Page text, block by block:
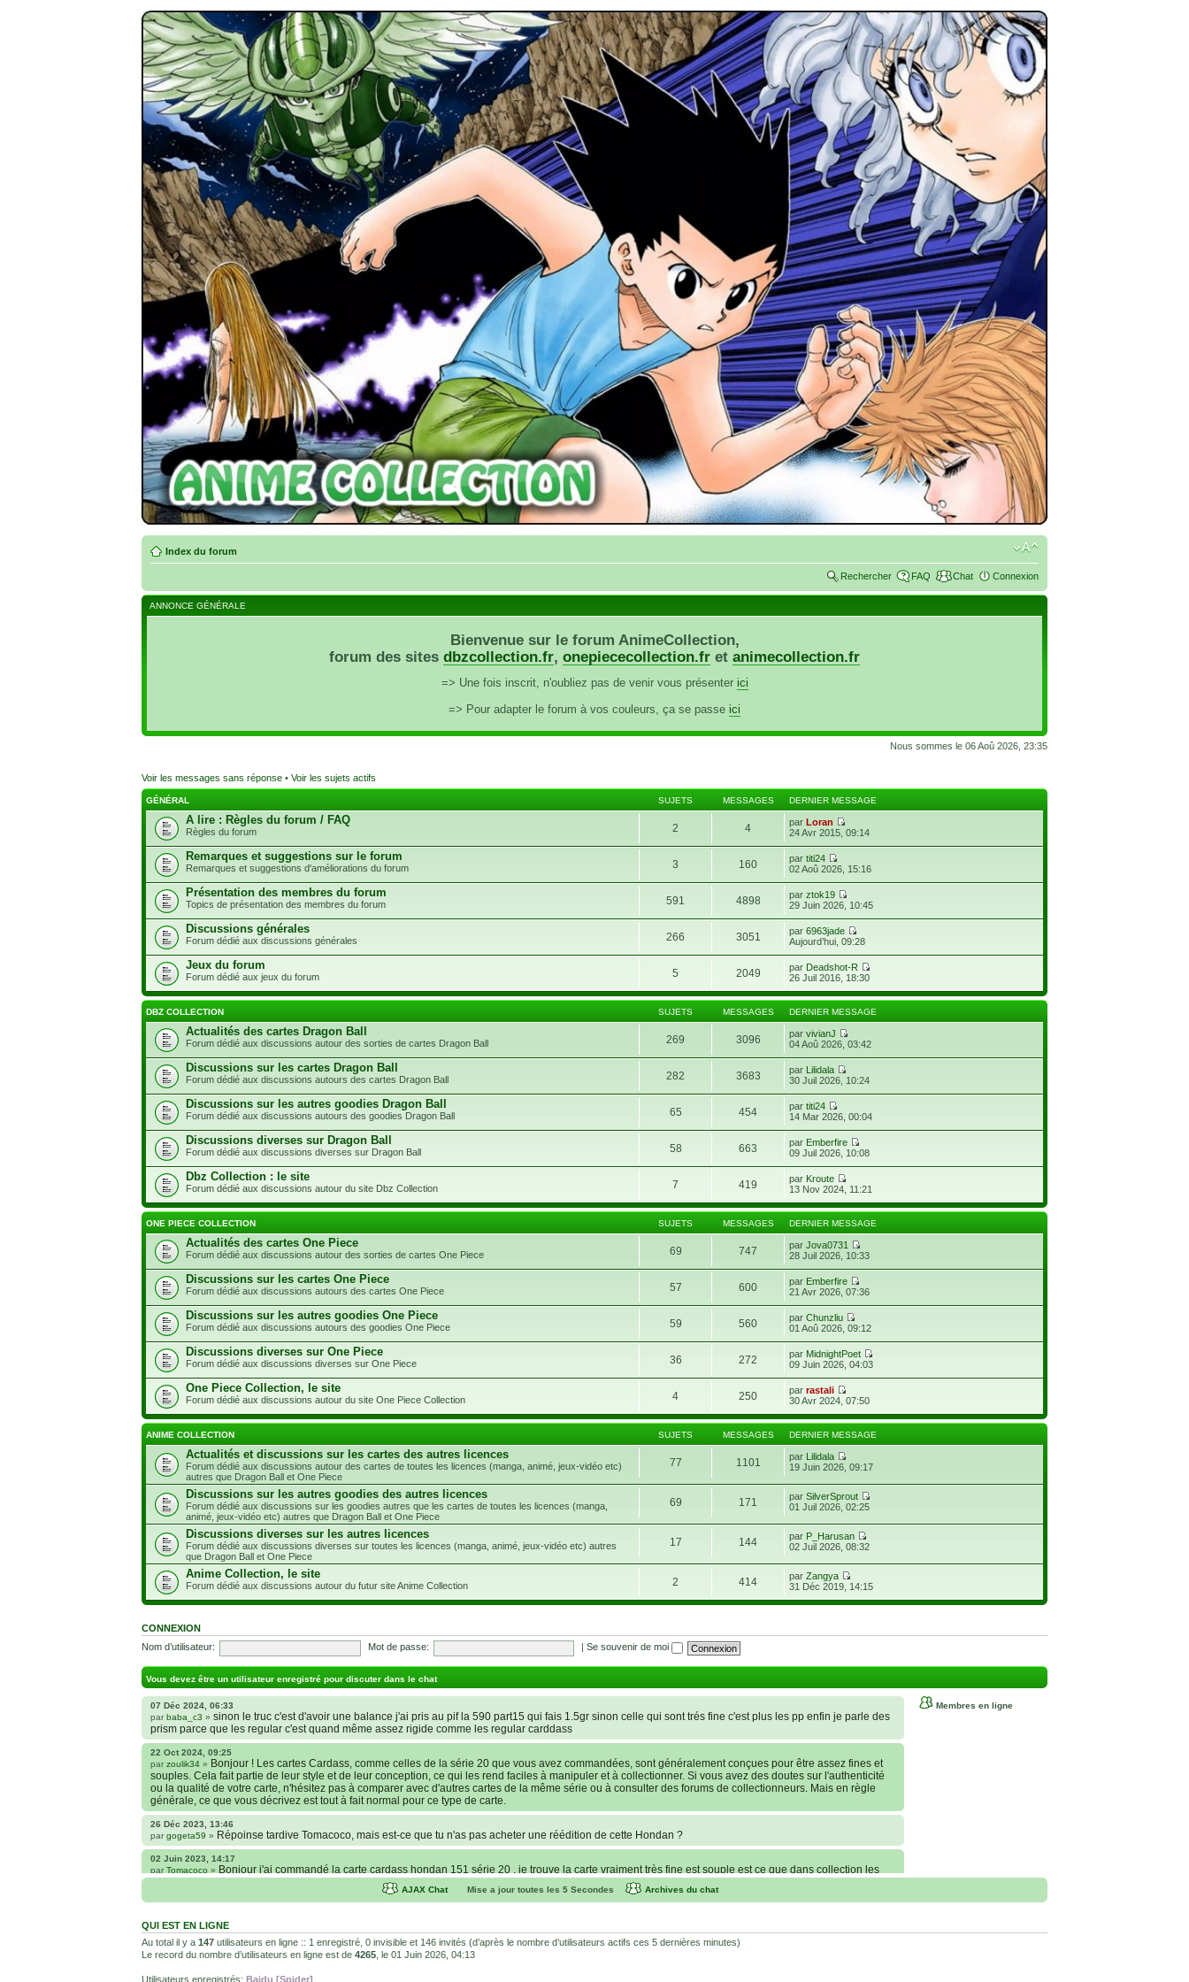
Index du forum
Rechercher FAQ Chat Connexion
ANNONCE GÉNÉRALE
Bienvenue sur le forum AnimeCollection,
forum des sites dbzcollection.fr, onepiececollection.fr et animecollection.fr
=> Une fois inscrit, n'oubliez pas de venir vous présenter ici
=> Pour adapter le forum à vos couleurs, ça se passe ici
Nous sommes le 06 Aoû 2026, 23:35
Voir les messages sans réponse • Voir les sujets actifs
GÉNÉRAL SUJETS MESSAGES DERNIER MESSAGE
A lire : Règles du forum / FAQ
Règles du forum 2 4 parLoran
24 Avr 2015, 09:14
Remarques et suggestions sur le forum
Remarques et suggestions d'améliorations du forum 3 160 partiti24
02 Aoû 2026, 15:16
Présentation des membres du forum
Topics de présentation des membres du forum 591 4898 parztok19
29 Juin 2026, 10:45
Discussions générales
Forum dédié aux discussions générales 266 3051 par6963jade
Aujourd’hui, 09:28
Jeux du forum
Forum dédié aux jeux du forum 5 2049 par Deadshot-R
26 Juil 2016, 18:30
DBZ COLLECTION SUJETS MESSAGES DERNIER MESSAGE
Actualités des cartes Dragon Ball
Forum dédié aux discussions autour des sorties de cartes Dragon Ball 269 3096 parvivianJ
04 Aoû 2026, 03:42
Discussions sur les cartes Dragon Ball
Forum dédié aux discussions autours des cartes Dragon Ball 282 3683 par Lilidala
30 Juil 2026, 10:24
Discussions sur les autres goodies Dragon Ball
Forum dédié aux discussions autours des goodies Dragon Ball 65 454 partiti24
14 Mar 2026, 00:04
Discussions diverses sur Dragon Ball
Forum dédié aux discussions diverses sur Dragon Ball 58 663 par Emberfire
09 Juil 2026, 10:08
Dbz Collection : le site
Forum dédié aux discussions autour du site Dbz Collection 7 419 par Kroute
13 Nov 2024, 11:21
ONE PIECE COLLECTION SUJETS MESSAGES DERNIER MESSAGE
Actualités des cartes One Piece
Forum dédié aux discussions autour des sorties de cartes One Piece 69 747 parJova0731
28 Juil 2026, 10:33
Discussions sur les cartes One Piece
Forum dédié aux discussions autours des cartes One Piece 57 600 par Emberfire
21 Avr 2026, 07:36
Discussions sur les autres goodies One Piece
Forum dédié aux discussions autours des goodies One Piece 59 560 parChunzliu
01 Aoû 2026, 09:12
Discussions diverses sur One Piece
Forum dédié aux discussions diverses sur One Piece 36 272 par MidnightPoet
09 Juin 2026, 04:03
One Piece Collection, le site
Forum dédié aux discussions autour du site One Piece Collection 4 250 parrastali
30 Avr 2024, 07:50
ANIME COLLECTION SUJETS MESSAGES DERNIER MESSAGE
Actualités et discussions sur les cartes des autres licences
Forum dédié aux discussions autour des cartes de toutes les licences (manga, animé, jeux-vidéo etc)
autres que Dragon Ball et One Piece
77 1101 par Lilidala
19 Juin 2026, 09:17
Discussions sur les autres goodies des autres licences
Forum dédié aux discussions sur les goodies autres que les cartes de toutes les licences (manga,
animé, jeux-vidéo etc) autres que Dragon Ball et One Piece
69 171 parSilverSprout
01 Juil 2026, 02:25
Discussions diverses sur les autres licences
Forum dédié aux discussions diverses sur toutes les licences (manga, animé, jeux-vidéo etc) autres
que Dragon Ball et One Piece
17 144 par P_Harusan
02 Juil 2026, 08:32
Anime Collection, le site
Forum dédié aux discussions autour du futur site Anime Collection 2 414 parZangya
31 Déc 2019, 14:15
CONNEXION
Nom d’utilisateur:
Mot de passe: |Se souvenir de moi
Vous devez être un utilisateur enregistré pour discuter dans le chat
07 Déc 2024, 06:33
par baba_c3 » sinon le truc c'est d'avoir une balance j'ai pris au pif la 590 part15 qui fais 1.5gr sinon celle qui sont trés fine c'est plus les pp enfin je parle des
prism parce que les regular c'est quand même assez rigide comme les regular carddass
22 Oct 2024, 09:25
par zoulik34 » Bonjour ! Les cartes Cardass, comme celles de la série 20 que vous avez commandées, sont généralement conçues pour être assez fines et
souples. Cela fait partie de leur style et de leur conception, ce qui les rend faciles à manipuler et à collectionner. Si vous avez des doutes sur l'authenticité
ou la qualité de votre carte, n'hésitez pas à comparer avec d'autres cartes de la même série ou à consulter des forums de collectionneurs. Mais en règle
générale, ce que vous décrivez est tout à fait normal pour ce type de carte.
26 Déc 2023, 13:46
par gogeta59 » Répoinse tardive Tomacoco, mais est-ce que tu n'as pas acheter une réédition de cette Hondan ?
02 Juin 2023, 14:17
par Tomacoco » Bonjour j'ai commandé la carte cardass hondan 151 série 20 , je trouve la carte vraiment très fine est souple est ce que dans collection les
carte sont censées être comme je la décrit ?
24 Oct 2022, 13:37
voulais savoir si les sites Kaionation, Fanatic anime store et Favor GK sont fiables et sécures ? C’est la première fois que je commanderai une statue sur
internet et je sais qu’il y a énormément de sites malhonnêtes (arnaques, contrefaçons, SAV inexistant, etc.) Merci pour votre aide et vos conseils !
parLuuTrongTien»backside
Membres en ligne
AJAX Chat Mise a jour toutes les5 Secondes Archives du chat
QUI EST EN LIGNE
Au total il y a 147 utilisateurs en ligne :: 1 enregistré, 0 invisible et 146 invités (d’après le nombre d’utilisateurs actifs ces 5 dernières minutes)
Le record du nombre d’utilisateurs en ligne est de 4265 , le 01 Juin 2026, 04:13
Utilisateurs enregistrés: Baidu [Spider]